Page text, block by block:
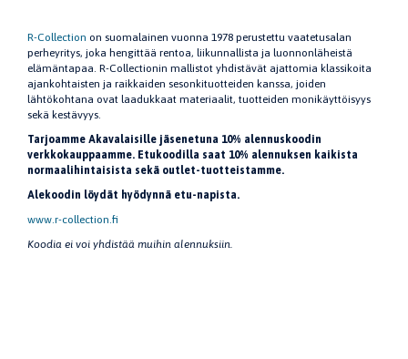
R-Collection on suomalainen vuonna 1978 perustettu vaatetusalan
perheyritys, joka hengittää rentoa, liikunnallista ja luonnonläheistä
elämäntapaa. R-Collectionin mallistot yhdistävät ajattomia klassikoita
ajankohtaisten ja raikkaiden sesonkituotteiden kanssa, joiden
lähtökohtana ovat laadukkaat materiaalit, tuotteiden monikäyttöisyys
sekä kestävyys.
Tarjoamme Akavalaisille jäsenetuna 10% alennuskoodin
verkkokauppaamme. Etukoodilla saat 10% alennuksen kaikista
normaalihintaisista sekä outlet-tuotteistamme.
Alekoodin löydät hyödynnä etu-napista.
www.r-collection.fi
Koodia ei voi yhdistää muihin alennuksiin.